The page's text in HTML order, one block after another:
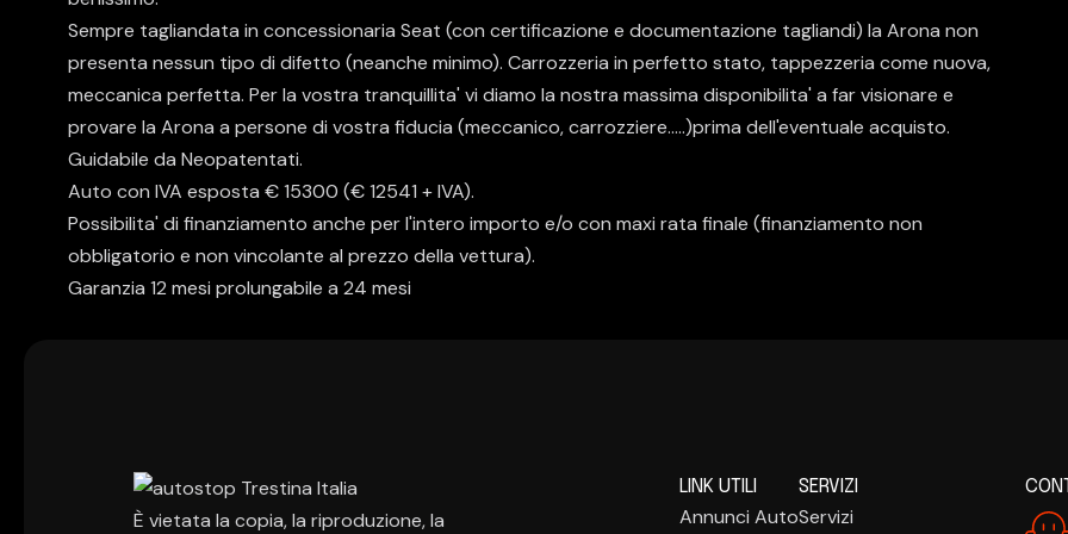
Sempre tagliandata in concessionaria Seat (con certificazione e documentazione tagliandi) la Arona non
presenta nessun tipo di difetto (neanche minimo). Carrozzeria in perfetto stato, tappezzeria come nuova,
meccanica perfetta. Per la vostra tranquillita' vi diamo la nostra massima disponibilita' a far visionare e
provare la Arona a persone di vostra fiducia (meccanico, carrozziere.....)prima dell'eventuale acquisto.
Guidabile da Neopatentati.
Auto con IVA esposta € 15300 (€ 12541 + IVA).
Possibilita' di finanziamento anche per l'intero importo e/o con maxi rata finale (finanziamento non
obbligatorio e non vincolante al prezzo della vettura).
Garanzia 12 mesi prolungabile a 24 mesi
È vietata la copia, la riproduzione, la
LINK UTILI
Annunci Auto
SERVIZI
Servizi